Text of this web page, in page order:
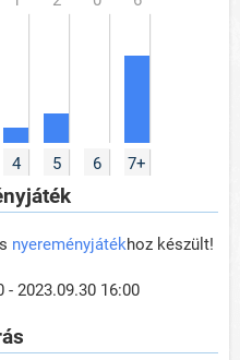
4 5 6 7+
nyereményjátékhoz készült!
- 2023.09.30 16:00